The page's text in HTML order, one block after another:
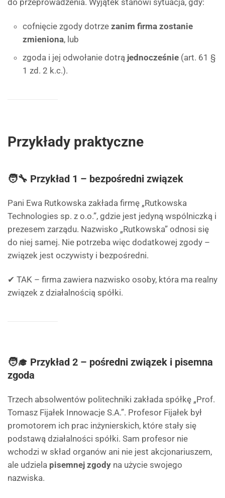
do przeprowadzenia. Wyjątek stanowi sytuacja, gdy:
cofnięcie zgody dotrze zanim firma zostanie
zmieniona, lub
zgoda i jej odwołanie dotrą jednocześnie (art. 61 §
1 zd. 2 k.c.).
Przykłady praktyczne
🧑‍🔧 Przykład 1 – bezpośredni związek
Pani Ewa Rutkowska zakłada firmę „Rutkowska
Technologies sp. z o.o.”, gdzie jest jedyną wspólniczką i
prezesem zarządu. Nazwisko „Rutkowska” odnosi się
do niej samej. Nie potrzeba więc dodatkowej zgody –
związek jest oczywisty i bezpośredni.
✔ TAK – firma zawiera nazwisko osoby, która ma realny
związek z działalnością spółki.
🧑‍🎓 Przykład 2 – pośredni związek i pisemna
zgoda
Trzech absolwentów politechniki zakłada spółkę „Prof.
Tomasz Fijałek Innowacje S.A.”. Profesor Fijałek był
promotorem ich prac inżynierskich, które stały się
podstawą działalności spółki. Sam profesor nie
wchodzi w skład organów ani nie jest akcjonariuszem,
ale udziela pisemnej zgody na użycie swojego
nazwiska.